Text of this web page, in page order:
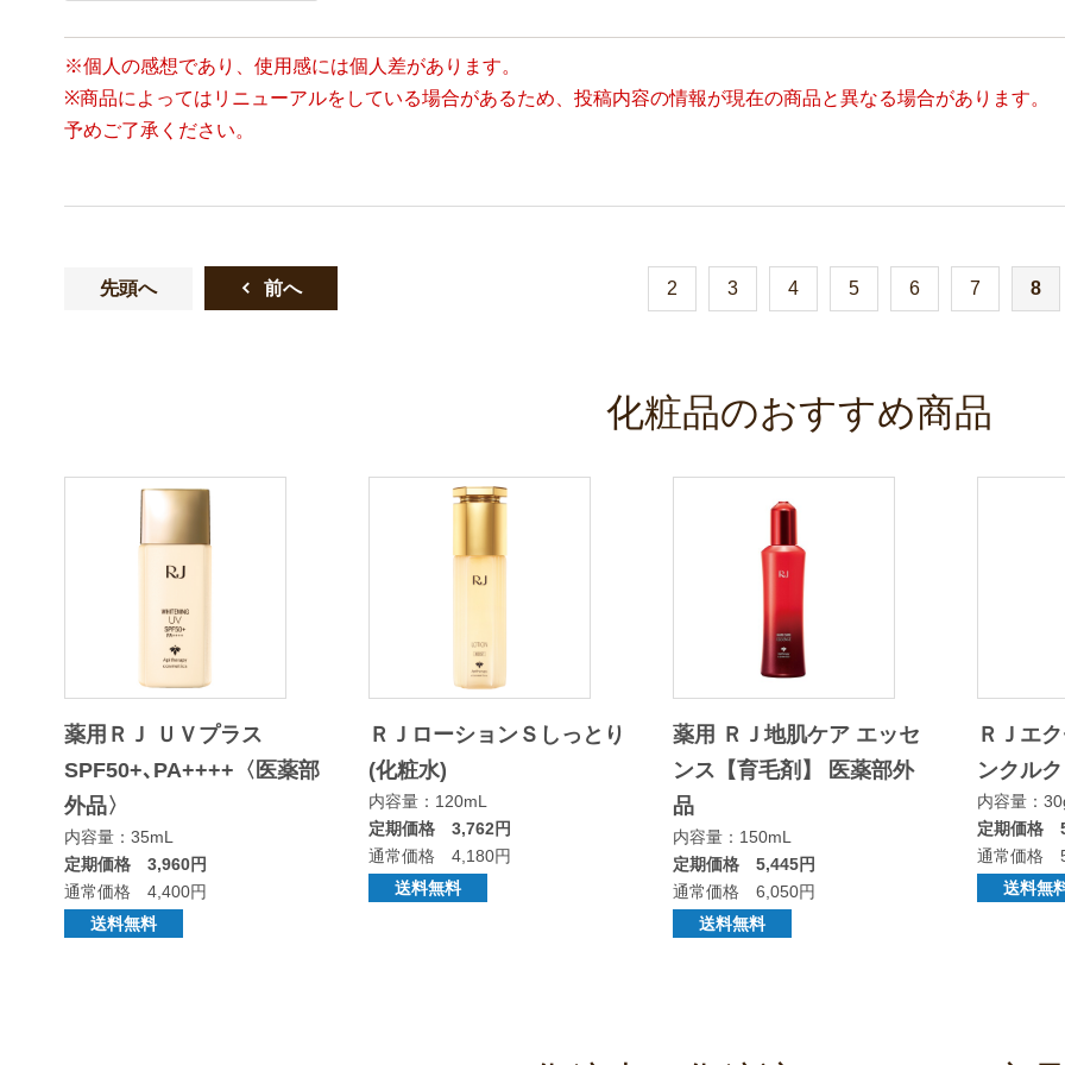
※個人の感想であり、使用感には個人差があります。
※商品によってはリニューアルをしている場合があるため、投稿内容の情報が現在の商品と異なる場合があります。
予めご了承ください。
先頭へ 前へ 2 3 4 5 6 7 8
化粧品のおすすめ商品
薬用ＲＪ ＵＶプラス
SPF50+､PA++++〈医薬部
外品〉
内容量：35mL
定期価格 3,960円
通常価格 4,400円
送料無料
ＲＪローションＳしっとり
(化粧水)
内容量：120mL
定期価格 3,762円
通常価格 4,180円
送料無料
薬用 ＲＪ地肌ケア エッセ
ンス【育毛剤】 医薬部外
品
内容量：150mL
定期価格 5,445円
通常価格 6,050円
送料無料
ＲＪエ
ンクル
内容量：
定期価格
通常価格
送料無